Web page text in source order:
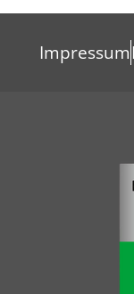
Impressum